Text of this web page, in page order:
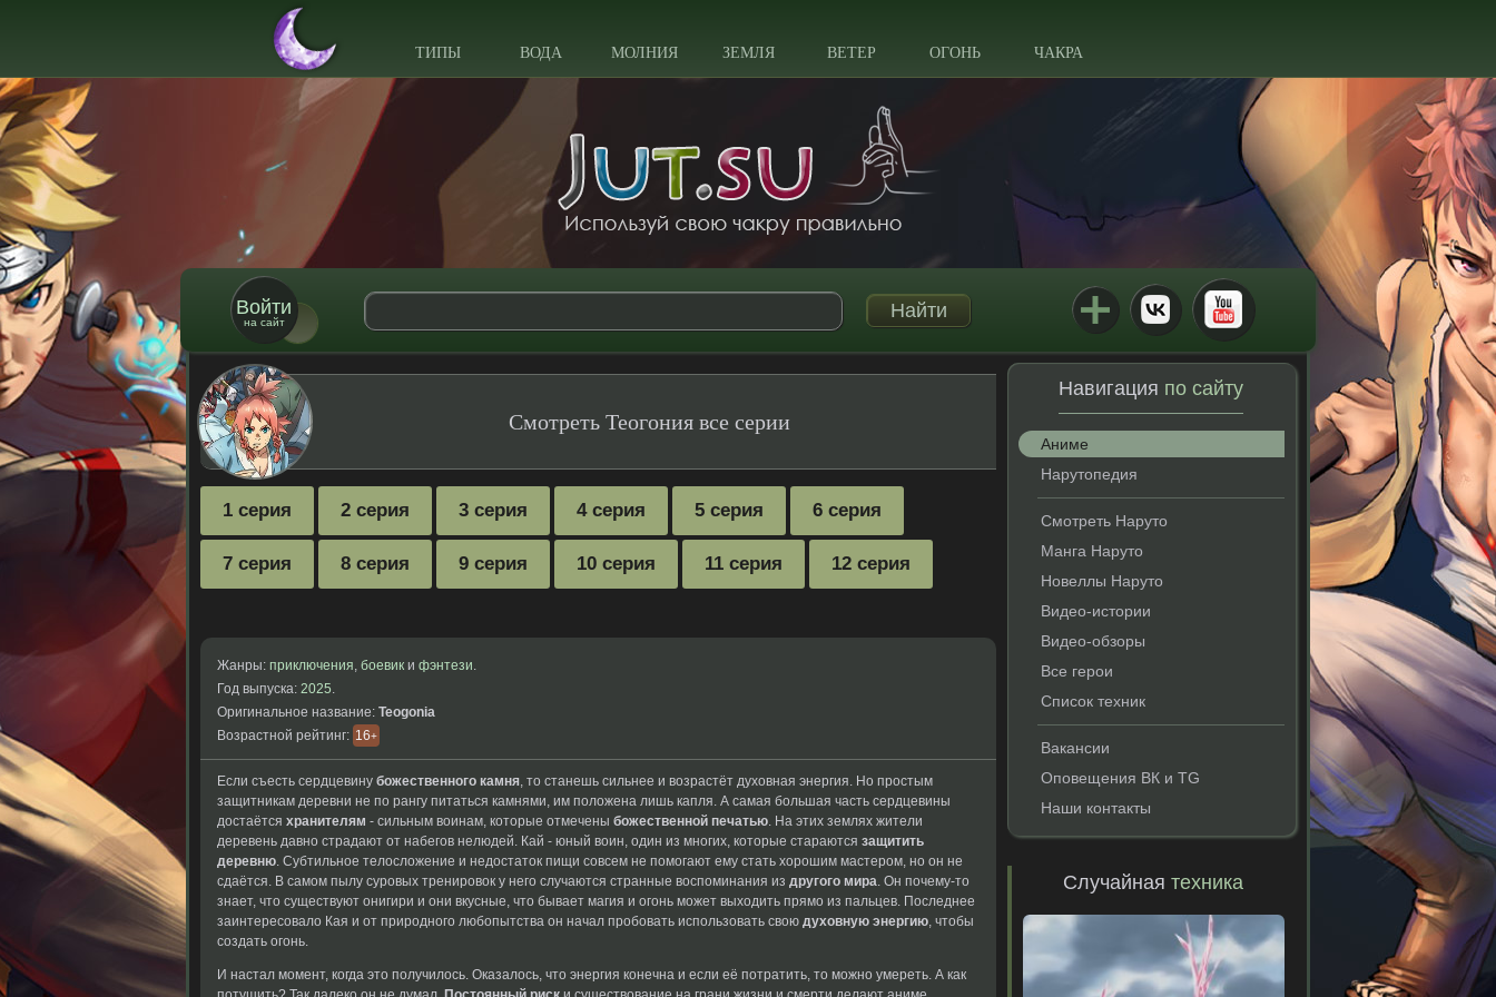
ТИПЫ ВОДА МОЛНИЯ ЗЕМЛЯ ВЕТЕР ОГОНЬ ЧАКРА
Войти
на сайт
Смотреть Теогония все серии
1 серия 2 серия 3 серия 4 серия 5 серия 6 серия
7 серия 8 серия 9 серия 10 серия 11 серия 12 серия
Жанры: приключения, боевик и фэнтези.
Год выпуска: 2025.
Оригинальное название: Teogonia
Возрастной рейтинг: 16+
Если съесть сердцевину божественного камня, то станешь сильнее и возрастёт духовная энергия. Но простым
защитникам деревни не по рангу питаться камнями, им положена лишь капля. А самая большая часть сердцевины
достаётся хранителям - сильным воинам, которые отмечены божественной печатью. На этих землях жители
деревень давно страдают от набегов нелюдей. Кай - юный воин, один из многих, которые стараются защитить
деревню. Субтильное телосложение и недостаток пищи совсем не помогают ему стать хорошим мастером, но он не
сдаётся. В самом пылу суровых тренировок у него случаются странные воспоминания из другого мира. Он почему-то
знает, что существуют онигири и они вкусные, что бывает магия и огонь может выходить прямо из пальцев. Последнее
заинтересовало Кая и от природного любопытства он начал пробовать использовать свою духовную энергию, чтобы
создать огонь.
И настал момент, когда это получилось. Оказалось, что энергия конечна и если её потратить, то можно умереть. А как
Навигация по сайту
Аниме
Нарутопедия
Смотреть Наруто
Манга Наруто
Новеллы Наруто
Видео-истории
Видео-обзоры
Все герои
Список техник
Вакансии
Оповещения ВК и TG
Наши контакты
Случайнаятехника